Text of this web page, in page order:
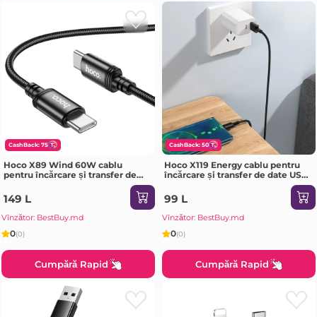
CashBack: 75
Hoco X89 Wind 60W cablu
pentru încărcare și transfer de
date USB-C la USB-C(lungime 2
m)(ambalat) negru
149 L
Vînzător: BestBuy.md
0(0)
Cumpără Rapid
CashBack: 50
Hoco X119 Energy cablu pentru
încărcare și transfer de date USB-
99 L
Vînzător: BestBuy.md
0(0)
Cumpără Rapid